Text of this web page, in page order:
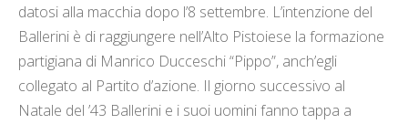
datosi alla macchia dopo l’8 settembre. L’intenzione del
Ballerini è di raggiungere nell’Alto Pistoiese la formazione
partigiana di Manrico Ducceschi “Pippo”, anch’egli
collegato al Partito d’azione. Il giorno successivo al
Natale del ’43 Ballerini e i suoi uomini fanno tappa a